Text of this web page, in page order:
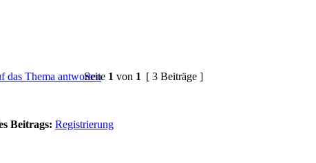
Seite 1 von 1 [ 3 Beiträge ]
Beitrags: Registrierung